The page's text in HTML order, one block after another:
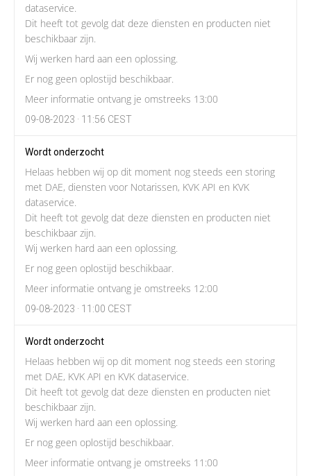
dataservice.
Dit heeft tot gevolg dat deze diensten en producten niet
beschikbaar zijn.
Wij werken hard aan een oplossing.
Er nog geen oplostijd beschikbaar.
Meer informatie ontvang je omstreeks 13:00
09-08-2023 · 11:56 CEST
Wordt onderzocht
Helaas hebben wij op dit moment nog steeds een storing
met DAE, diensten voor Notarissen, KVK API en KVK
dataservice.
Dit heeft tot gevolg dat deze diensten en producten niet
beschikbaar zijn.
Wij werken hard aan een oplossing.
Er nog geen oplostijd beschikbaar.
Meer informatie ontvang je omstreeks 12:00
09-08-2023 · 11:00 CEST
Wordt onderzocht
Helaas hebben wij op dit moment nog steeds een storing
met DAE, KVK API en KVK dataservice.
Dit heeft tot gevolg dat deze diensten en producten niet
beschikbaar zijn.
Wij werken hard aan een oplossing.
Er nog geen oplostijd beschikbaar.
Meer informatie ontvang je omstreeks 11:00